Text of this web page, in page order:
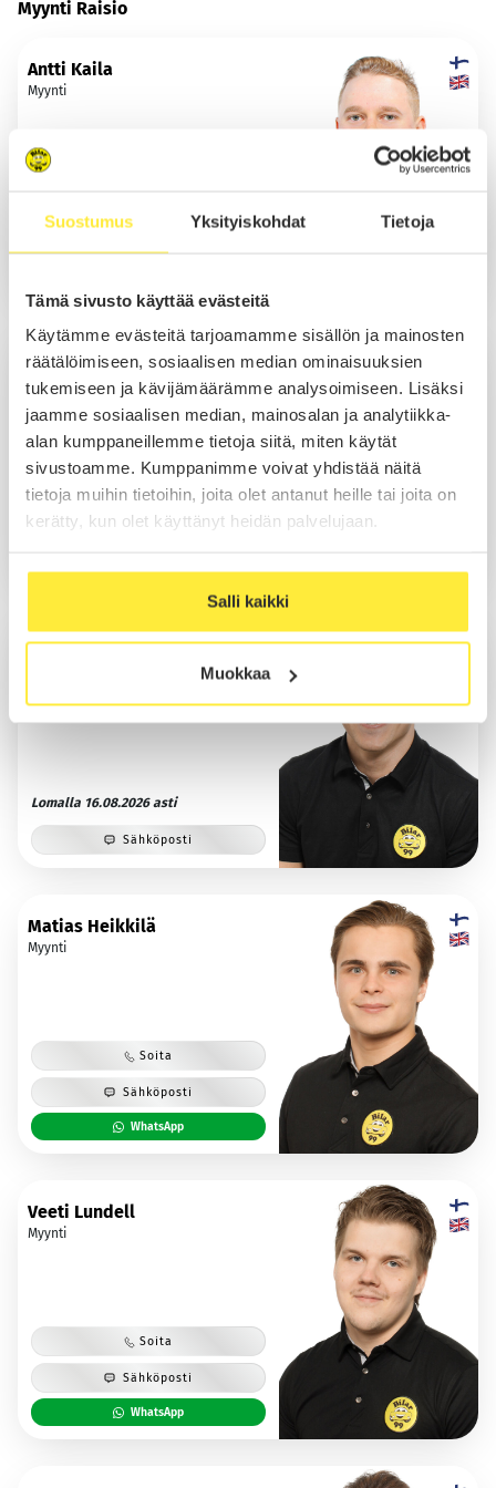
Suostumus Yksityiskohdat Tietoja
Tämä sivusto käyttää evästeitä
Käytämme evästeitä tarjoamamme sisällön ja mainosten
räätälöimiseen, sosiaalisen median ominaisuuksien
tukemiseen ja kävijämäärämme analysoimiseen. Lisäksi
jaamme sosiaalisen median, mainosalan ja analytiikka-
alan kumppaneillemme tietoja siitä, miten käytät
sivustoamme. Kumppanimme voivat yhdistää näitä
tietoja muihin tietoihin, joita olet antanut heille tai joita on
kerätty, kun olet käyttänyt heidän palvelujaan.
Salli kaikki
Muokkaa
Myynti Raisio
Antti Kaila
Myynti
Caius Manelius
Sähköposti
Veikka Lähtinen
Lomalla 16.08.2026 asti
Sähköposti
Matias Heikkilä
Myynti
Soita
Sähköposti
WhatsApp
Veeti Lundell
Myynti
Soita
Sähköposti
WhatsApp